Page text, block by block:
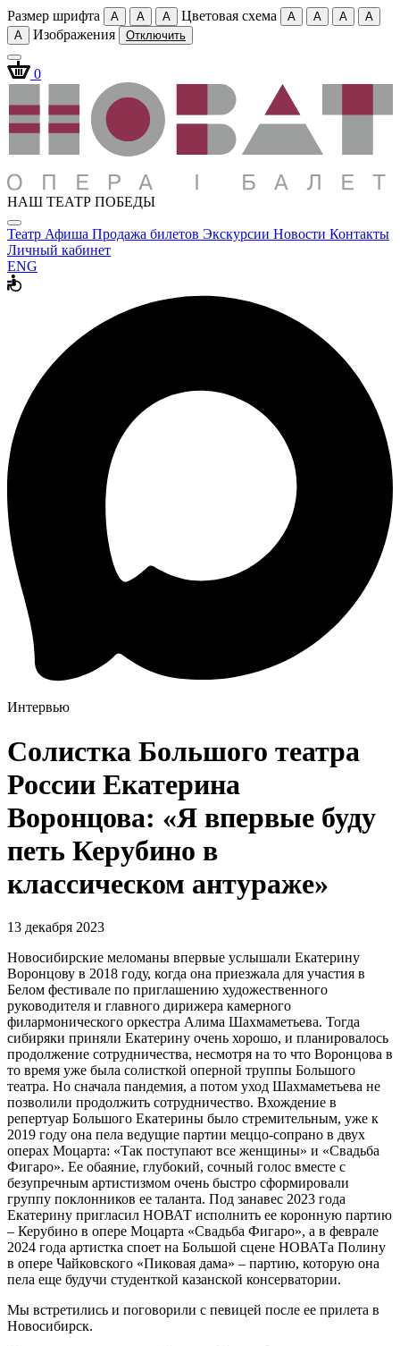
Размер шрифта A A A Цветовая схема A A A
A
A
Изображения Отключить
0
НАШ ТЕАТР ПОБЕДЫ
Театр Афиша Продажа билетов Экскурсии Новости Контакты
Личный кабинет
ENG
Интервью
Солистка Большого театра
России Екатерина
Воронцова: «Я впервые буду
петь Керубино в
классическом антураже»
13 декабря 2023
Новосибирские меломаны впервые услышали Екатерину
Воронцову в 2018 году, когда она приезжала для участия в
Белом фестивале по приглашению художественного
руководителя и главного дирижера камерного
филармонического оркестра Алима Шахмаметьева. Тогда
сибиряки приняли Екатерину очень хорошо, и планировалось
продолжение сотрудничества, несмотря на то что Воронцова в
то время уже была солисткой оперной труппы Большого
театра. Но сначала пандемия, а потом уход Шахмаметьева не
позволили продолжить сотрудничество. Вхождение в
репертуар Большого Екатерины было стремительным, уже к
2019 году она пела ведущие партии меццо-сопрано в двух
операх Моцарта: «Так поступают все женщины» и «Свадьба
Фигаро». Ее обаяние, глубокий, сочный голос вместе с
безупречным артистизмом очень быстро сформировали
группу поклонников ее таланта. Под занавес 2023 года
Екатерину пригласил НОВАТ исполнить ее коронную партию
– Керубино в опере Моцарта «Свадьба Фигаро», а в феврале
2024 года артистка споет на Большой сцене НОВАТа Полину
в опере Чайковского «Пиковая дама» – партию, которую она
пела еще будучи студенткой казанской консерватории.
Мы встретились и поговорили с певицей после ее прилета в
Новосибирск.